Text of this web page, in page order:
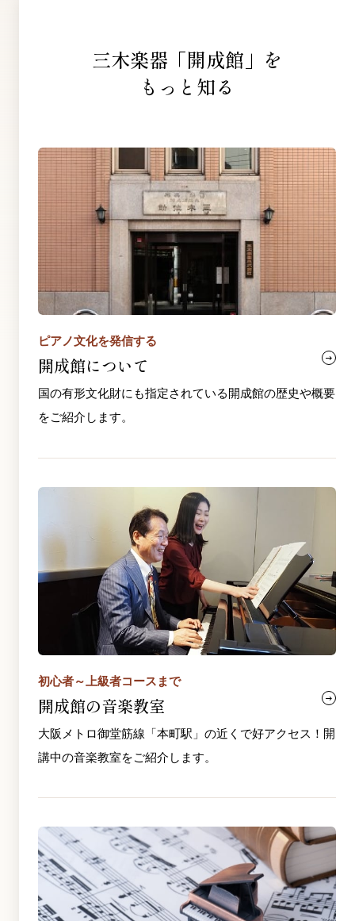
三木楽器「開成館」を
もっと知る
ピアノ文化を発信する
開成館について
国の有形文化財にも指定されている開成館の歴史や概要
をご紹介します。
初心者～上級者コースまで
開成館の音楽教室
大阪メトロ御堂筋線「本町駅」の近くで好アクセス！開
講中の音楽教室をご紹介します。